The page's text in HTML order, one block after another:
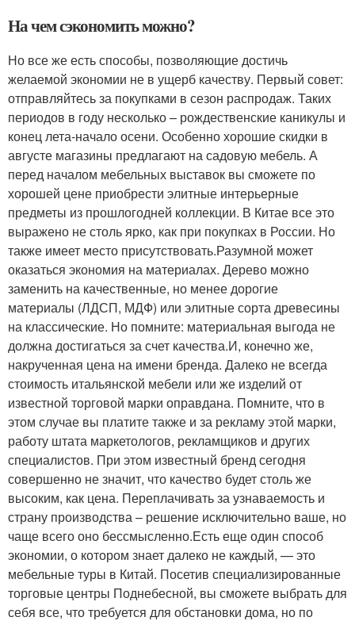
На чем сэкономить можно?
Но все же есть способы, позволяющие достичь
желаемой экономии не в ущерб качеству. Первый совет:
отправляйтесь за покупками в сезон распродаж. Таких
периодов в году несколько – рождественские каникулы и
конец лета-начало осени. Особенно хорошие скидки в
августе магазины предлагают на садовую мебель. А
перед началом мебельных выставок вы сможете по
хорошей цене приобрести элитные интерьерные
предметы из прошлогодней коллекции. В Китае все это
выражено не столь ярко, как при покупках в России. Но
также имеет место присутствовать.Разумной может
оказаться экономия на материалах. Дерево можно
заменить на качественные, но менее дорогие
материалы (ЛДСП, МДФ) или элитные сорта древесины
на классические. Но помните: материальная выгода не
должна достигаться за счет качества.И, конечно же,
накрученная цена на имени бренда. Далеко не всегда
стоимость итальянской мебели или же изделий от
известной торговой марки оправдана. Помните, что в
этом случае вы платите также и за рекламу этой марки,
работу штата маркетологов, рекламщиков и других
специалистов. При этом известный бренд сегодня
совершенно не значит, что качество будет столь же
высоким, как цена. Переплачивать за узнаваемость и
страну производства – решение исключительно ваше, но
чаще всего оно бессмысленно.Есть еще один способ
экономии, о котором знает далеко не каждый, — это
мебельные туры в Китай. Посетив специализированные
торговые центры Поднебесной, вы сможете выбрать для
себя все, что требуется для обстановки дома, но по